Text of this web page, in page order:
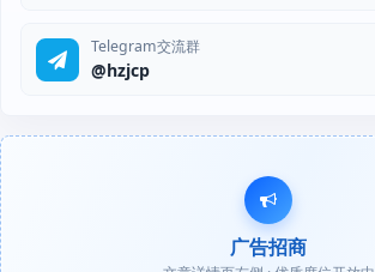
Telegram交流群
@hzjcp
广告招商